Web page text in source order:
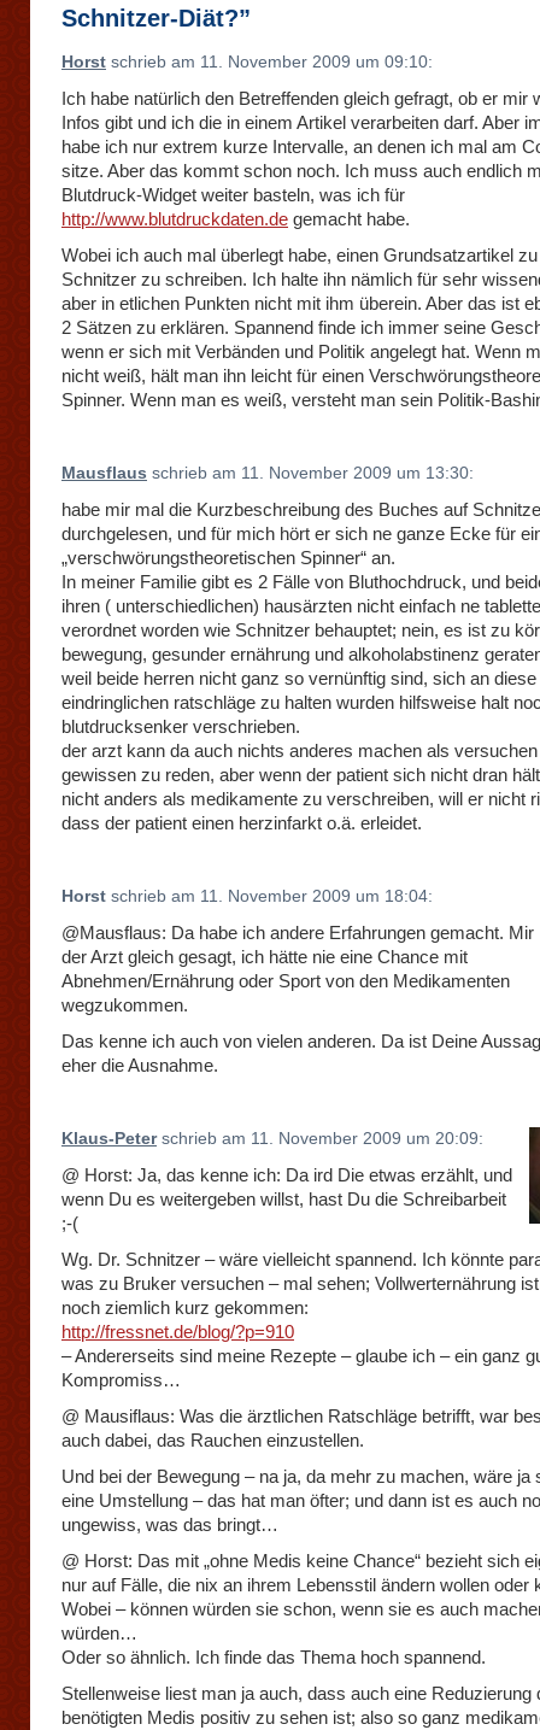
Schnitzer-Diät?”
Horst schrieb am 11. November 2009 um 09:10:
Ich habe natürlich den Betreffenden gleich gefragt, ob er mir
Infos gibt und ich die in einem Artikel verarbeiten darf. Aber
habe ich nur extrem kurze Intervalle, an denen ich mal am
sitze. Aber das kommt schon noch. Ich muss auch endlich
Blutdruck-Widget weiter basteln, was ich für
http://www.blutdruckdaten.de gemacht habe.
Wobei ich auch mal überlegt habe, einen Grundsatzartikel
Schnitzer zu schreiben. Ich halte ihn nämlich für sehr
aber in etlichen Punkten nicht mit ihm überein. Aber das ist
2 Sätzen zu erklären. Spannend finde ich immer seine
wenn er sich mit Verbänden und Politik angelegt hat. Wenn
nicht weiß, hält man ihn leicht für einen
Spinner. Wenn man es weiß, versteht man sein Politik-
Mausflaus schrieb am 11. November 2009 um 13:30:
habe mir mal die Kurzbeschreibung des Buches auf
durchgelesen, und für mich hört er sich ne ganze Ecke für
„verschwörungstheoretischen Spinner“ an.
In meiner Familie gibt es 2 Fälle von Bluthochdruck, und
ihren ( unterschiedlichen) hausärzten nicht einfach ne
verordnet worden wie Schnitzer behauptet; nein, es ist zu
bewegung, gesunder ernährung und alkoholabstinenz
weil beide herren nicht ganz so vernünftig sind, sich an diese
eindringlichen ratschläge zu halten wurden hilfsweise halt
blutdrucksenker verschrieben.
der arzt kann da auch nichts anderes machen als
gewissen zu reden, aber wenn der patient sich nicht dran
nicht anders als medikamente zu verschreiben, will er nicht
dass der patient einen herzinfarkt o.ä. erleidet.
Horst schrieb am 11. November 2009 um 18:04:
@Mausflaus: Da habe ich andere Erfahrungen gemacht. Mir
der Arzt gleich gesagt, ich hätte nie eine Chance mit
Abnehmen/Ernährung oder Sport von den Medikamenten
wegzukommen.
Das kenne ich auch von vielen anderen. Da ist Deine
eher die Ausnahme.
Klaus-Peterschrieb am 11. November 2009 um 20:09:
@ Horst: Ja, das kenne ich: Da ird Die etwas erzählt, und
wenn Du es weitergeben willst, hast Du die Schreibarbeit
;-(
Wg. Dr. Schnitzer – wäre vielleicht spannend. Ich könnte
was zu Bruker versuchen – mal sehen; Vollwerternährung
noch ziemlich kurz gekommen:
http://fressnet.de/blog/?p=910
– Andererseits sind meine Rezepte – glaube ich – ein ganz
Kompromiss…
@ Mausiflaus: Was die ärztlichen Ratschläge betrifft, war
auch dabei, das Rauchen einzustellen.
Und bei der Bewegung – na ja, da mehr zu machen, wäre ja
eine Umstellung – das hat man öfter; und dann ist es auch
ungewiss, was das bringt…
@ Horst: Das mit „ohne Medis keine Chance“ bezieht sich
nur auf Fälle, die nix an ihrem Lebensstil ändern wollen oder
Wobei – können würden sie schon, wenn sie es auch
würden…
Oder so ähnlich. Ich finde das Thema hoch spannend.
Stellenweise liest man ja auch, dass auch eine Reduzierung
benötigten Medis positiv zu sehen ist; also so ganz